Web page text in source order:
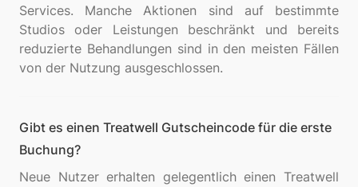
Services. Manche Aktionen sind auf bestimmte
Studios oder Leistungen beschränkt und bereits
reduzierte Behandlungen sind in den meisten Fällen
Gibt es einen Treatwell Gutscheincode für die erste
Buchung?
Neue Nutzer erhalten gelegentlich einen Treatwell